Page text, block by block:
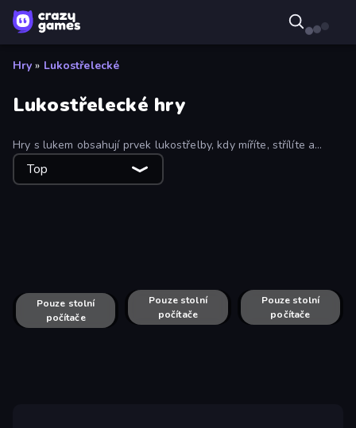
Hry » Lukostřelecké
Lukostřelecké hry
Hry s lukem obsahují prvek lukostřelby, kdy míříte, střílíte a
zasáhnete cíl nebo dostanete zásah. Některé hry s lukem se
zaměřují na hledání dokonalé partie Amora.
Top
Apple Shooter Feeling Arrow Archer Defense
Pouze stolní
počítače
Stick War
Pouze stolní
počítače
Pouze stolní
počítače
Tower Archer